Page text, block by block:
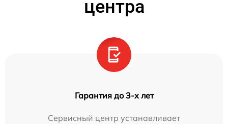
центра
Гарантия до 3-х лет
Сервисный центр устанавливает